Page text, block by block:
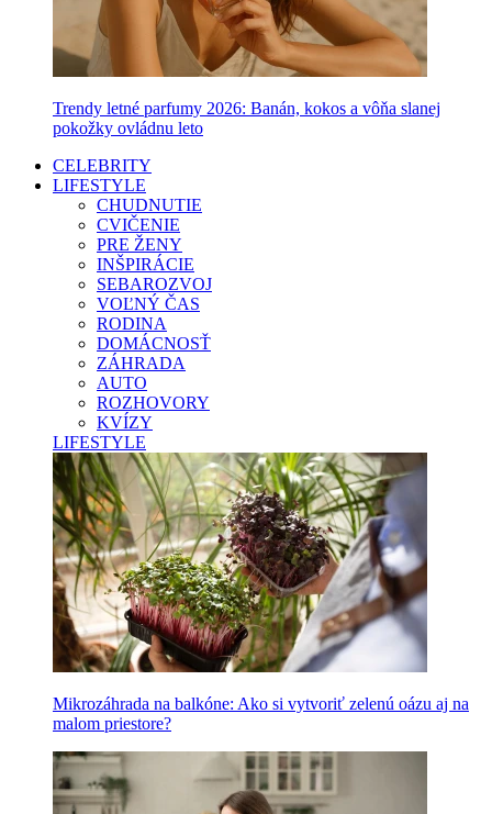
Trendy letné parfumy 2026: Banán, kokos a vôňa slanej
pokožky ovládnu leto
CELEBRITY
LIFESTYLE
CHUDNUTIE
CVIČENIE
PRE ŽENY
INŠPIRÁCIE
SEBAROZVOJ
VOĽNÝ ČAS
RODINA
DOMÁCNOSŤ
ZÁHRADA
AUTO
ROZHOVORY
KVÍZY
LIFESTYLE
Mikrozáhrada na balkóne: Ako si vytvoriť zelenú oázu aj na
malom priestore?